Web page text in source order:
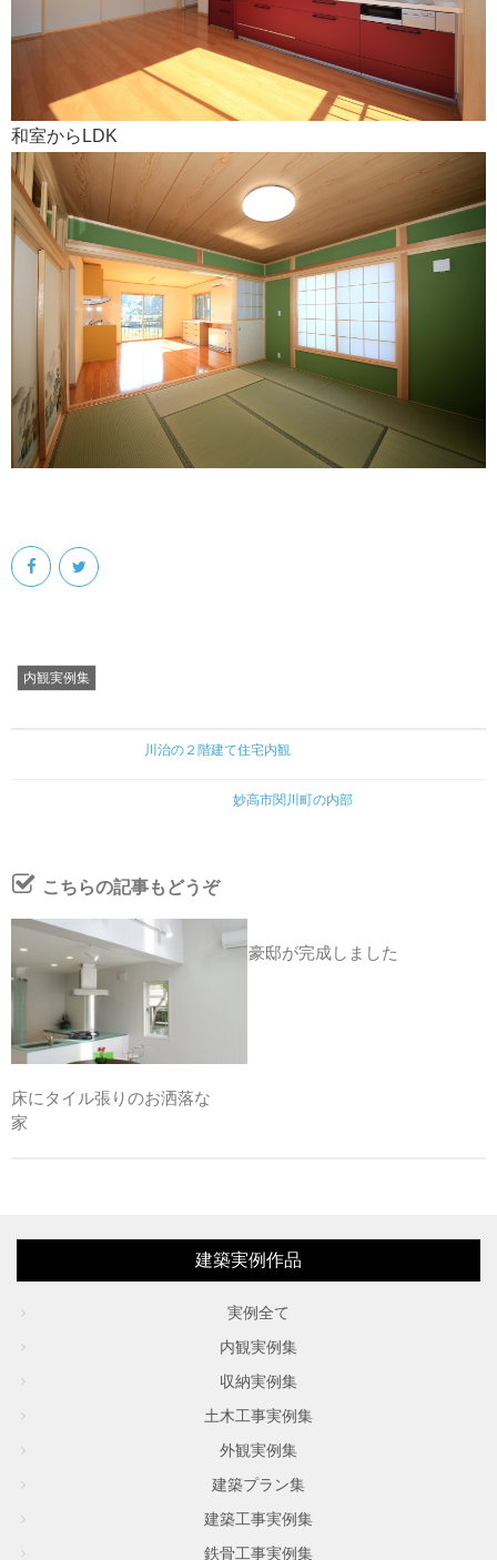
和室からLDK
内観実例集
川治の２階建て住宅内観
妙高市関川町の内部
こちらの記事もどうぞ
床にタイル張りのお洒落な
家
豪邸が完成しました
建築実例作品
実例全て
内観実例集
収納実例集
土木工事実例集
外観実例集
建築プラン集
建築工事実例集
鉄骨工事実例集